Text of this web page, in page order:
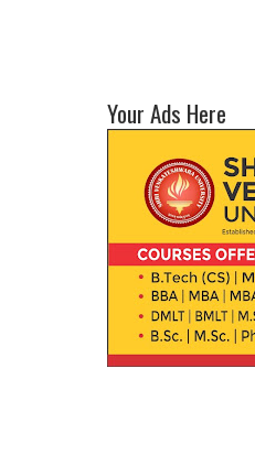
Your Ads Here